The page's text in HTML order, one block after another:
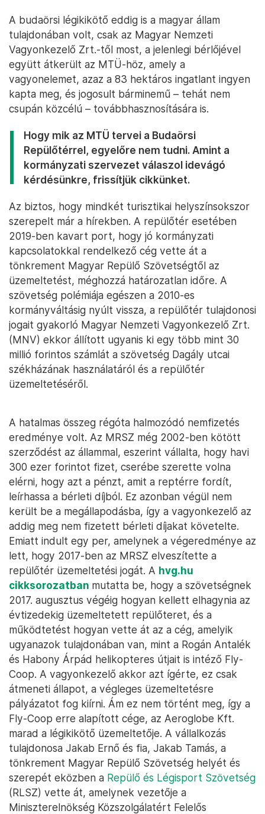
A budaörsi légikikötő eddig is a magyar állam
tulajdonában volt, csak az Magyar Nemzeti
Vagyonkezelő Zrt.-től most, a jelenlegi bérlőjével
együtt átkerült az MTÜ-höz, amely a
vagyonelemet, azaz a 83 hektáros ingatlant ingyen
kapta meg, és jogosult bárminemű – tehát nem
csupán közcélú – továbbhasznosítására is.
Hogy mik az MTÜ tervei a Budaörsi
Repülőtérrel, egyelőre nem tudni. Amint a
kormányzati szervezet válaszol idevágó
kérdésünkre, frissítjük cikkünket.
Az biztos, hogy mindkét turisztikai helyszínsokszor
szerepelt már a hírekben. A repülőtér esetében
2019-ben kavart port, hogy jó kormányzati
kapcsolatokkal rendelkező cég vette át a
tönkrement Magyar Repülő Szövetségtől az
üzemeltetést, méghozzá határozatlan időre. A
szövetség polémiája egészen a 2010-es
kormányváltásig nyúlt vissza, a repülőtér tulajdonosi
jogait gyakorló Magyar Nemzeti Vagyonkezelő Zrt.
(MNV) ekkor állított ugyanis ki egy több mint 30
millió forintos számlát a szövetség Dagály utcai
székházának használatáról és a repülőtér
üzemeltetéséről.
A hatalmas összeg régóta halmozódó nemfizetés
eredménye volt. Az MRSZ még 2002-ben kötött
szerződést az állammal, eszerint vállalta, hogy havi
300 ezer forintot fizet, cserébe szerette volna
elérni, hogy azt a pénzt, amit a reptérre fordít,
leírhassa a bérleti díjból. Ez azonban végül nem
került be a megállapodásba, így a vagyonkezelő az
addig meg nem fizetett bérleti díjakat követelte.
Emiatt indult egy per, amelynek a végeredménye az
lett, hogy 2017-ben az MRSZ elveszítette a
repülőtér üzemeltetési jogát. A hvg.hu
cikksorozatban mutatta be, hogy a szövetségnek
2017. augusztus végéig hogyan kellett elhagynia az
évtizedekig üzemeltetett repülőteret, és a
működtetést hogyan vette át az a cég, amelyik
ugyanazok tulajdonában van, mint a Rogán Antalék
és Habony Árpád helikopteres útjait is intéző Fly-
Coop. A vagyonkezelő akkor azt ígérte, ez csak
átmeneti állapot, a végleges üzemeltetésre
pályázatot fog kiírni. Ám ez nem történt meg, így a
Fly-Coop erre alapított cége, az Aeroglobe Kft.
marad a légikikötő üzemeltetője. A vállalkozás
tulajdonosa Jakab Ernő és fia, Jakab Tamás, a
tönkrement Magyar Repülő Szövetség helyét és
szerepét eközben a Repülő és Légisport Szövetség
(RLSZ) vette át, amelynek vezetője a
Miniszterelnökség Közszolgálatért Felelős